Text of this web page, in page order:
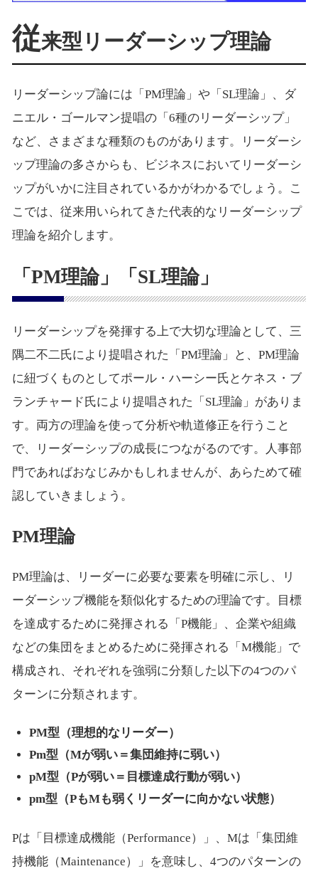
従来型リーダーシップ理論
リーダーシップ論には「PM理論」や「SL理論」、ダ
ニエル・ゴールマン提唱の「6種のリーダーシップ」
など、さまざまな種類のものがあります。リーダーシ
ップ理論の多さからも、ビジネスにおいてリーダーシ
ップがいかに注目されているかがわかるでしょう。こ
こでは、従来用いられてきた代表的なリーダーシップ
理論を紹介します。
「PM理論」「SL理論」
リーダーシップを発揮する上で大切な理論として、三
隅二不二氏により提唱された「PM理論」と、PM理論
に紐づくものとしてポール・ハーシー氏とケネス・ブ
ランチャード氏により提唱された「SL理論」がありま
す。両方の理論を使って分析や軌道修正を行うこと
で、リーダーシップの成長につながるのです。人事部
門であればおなじみかもしれませんが、あらためて確
認していきましょう。
PM理論
PM理論は、リーダーに必要な要素を明確に示し、リ
ーダーシップ機能を類似化するための理論です。目標
を達成するために発揮される「P機能」、企業や組織
などの集団をまとめるために発揮される「M機能」で
構成され、それぞれを強弱に分類した以下の4つのパ
ターンに分類されます。
PM型（理想的なリーダー）
Pm型（Mが弱い＝集団維持に弱い）
pM型（Pが弱い＝目標達成行動が弱い）
pm型（PもMも弱くリーダーに向かない状態）
Pは「目標達成機能（Performance）」、Mは「集団維
持機能（Maintenance）」を意味し、4つのパターンの